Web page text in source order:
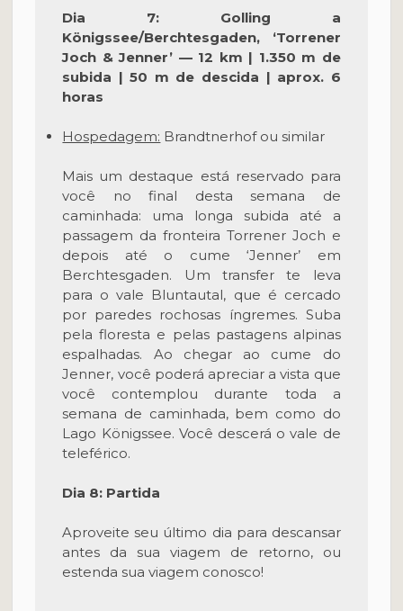
Dia 7: Golling a
Königssee/Berchtesgaden, ‘Torrener
Joch & Jenner’ — 12 km | 1.350 m de
subida | 50 m de descida | aprox. 6
horas
Hospedagem: Brandtnerhof ou similar
Mais um destaque está reservado para
você no final desta semana de
caminhada: uma longa subida até a
passagem da fronteira Torrener Joch e
depois até o cume ‘Jenner’ em
Berchtesgaden. Um transfer te leva
para o vale Bluntautal, que é cercado
por paredes rochosas íngremes. Suba
pela floresta e pelas pastagens alpinas
espalhadas. Ao chegar ao cume do
Jenner, você poderá apreciar a vista que
você contemplou durante toda a
semana de caminhada, bem como do
Lago Königssee. Você descerá o vale de
teleférico.
Dia 8: Partida
Aproveite seu último dia para descansar
antes da sua viagem de retorno, ou
estenda sua viagem conosco!